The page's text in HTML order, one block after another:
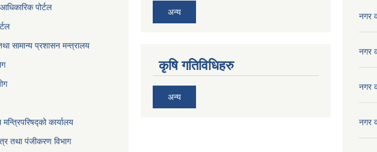
पोर्टल
सामान्य प्रशासन मन्त्रालय
कार्यालय
तथा पंजीकरण विभाग
अन्य
कृषि गतिविधिहरु
अन्य
नगर
नगर
नगर
नगर